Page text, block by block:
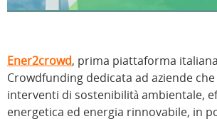
Ener2crowd, prima piattaforma
Crowdfunding dedicata ad aziende
interventi di sostenibilità ambientale,
energetica ed energia rinnovabile, in